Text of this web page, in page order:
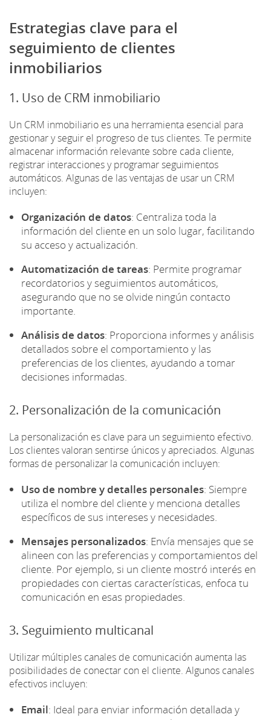
Estrategias clave para el
seguimiento de clientes
inmobiliarios
1. Uso de CRM inmobiliario
Un CRM inmobiliario es una herramienta esencial para
gestionar y seguir el progreso de tus clientes. Te permite
almacenar información relevante sobre cada cliente,
registrar interacciones y programar seguimientos
automáticos. Algunas de las ventajas de usar un CRM
incluyen:
Organización de datos: Centraliza toda la
información del cliente en un solo lugar, facilitando
su acceso y actualización.
Automatización de tareas: Permite programar
recordatorios y seguimientos automáticos,
asegurando que no se olvide ningún contacto
importante.
Análisis de datos: Proporciona informes y análisis
detallados sobre el comportamiento y las
preferencias de los clientes, ayudando a tomar
decisiones informadas.
2. Personalización de la comunicación
La personalización es clave para un seguimiento efectivo.
Los clientes valoran sentirse únicos y apreciados. Algunas
formas de personalizar la comunicación incluyen:
Uso de nombre y detalles personales: Siempre
utiliza el nombre del cliente y menciona detalles
específicos de sus intereses y necesidades.
Mensajes personalizados: Envía mensajes que se
alineen con las preferencias y comportamientos del
cliente. Por ejemplo, si un cliente mostró interés en
propiedades con ciertas características, enfoca tu
comunicación en esas propiedades.
3. Seguimiento multicanal
Utilizar múltiples canales de comunicación aumenta las
posibilidades de conectar con el cliente. Algunos canales
efectivos incluyen:
Email: Ideal para enviar información detallada y